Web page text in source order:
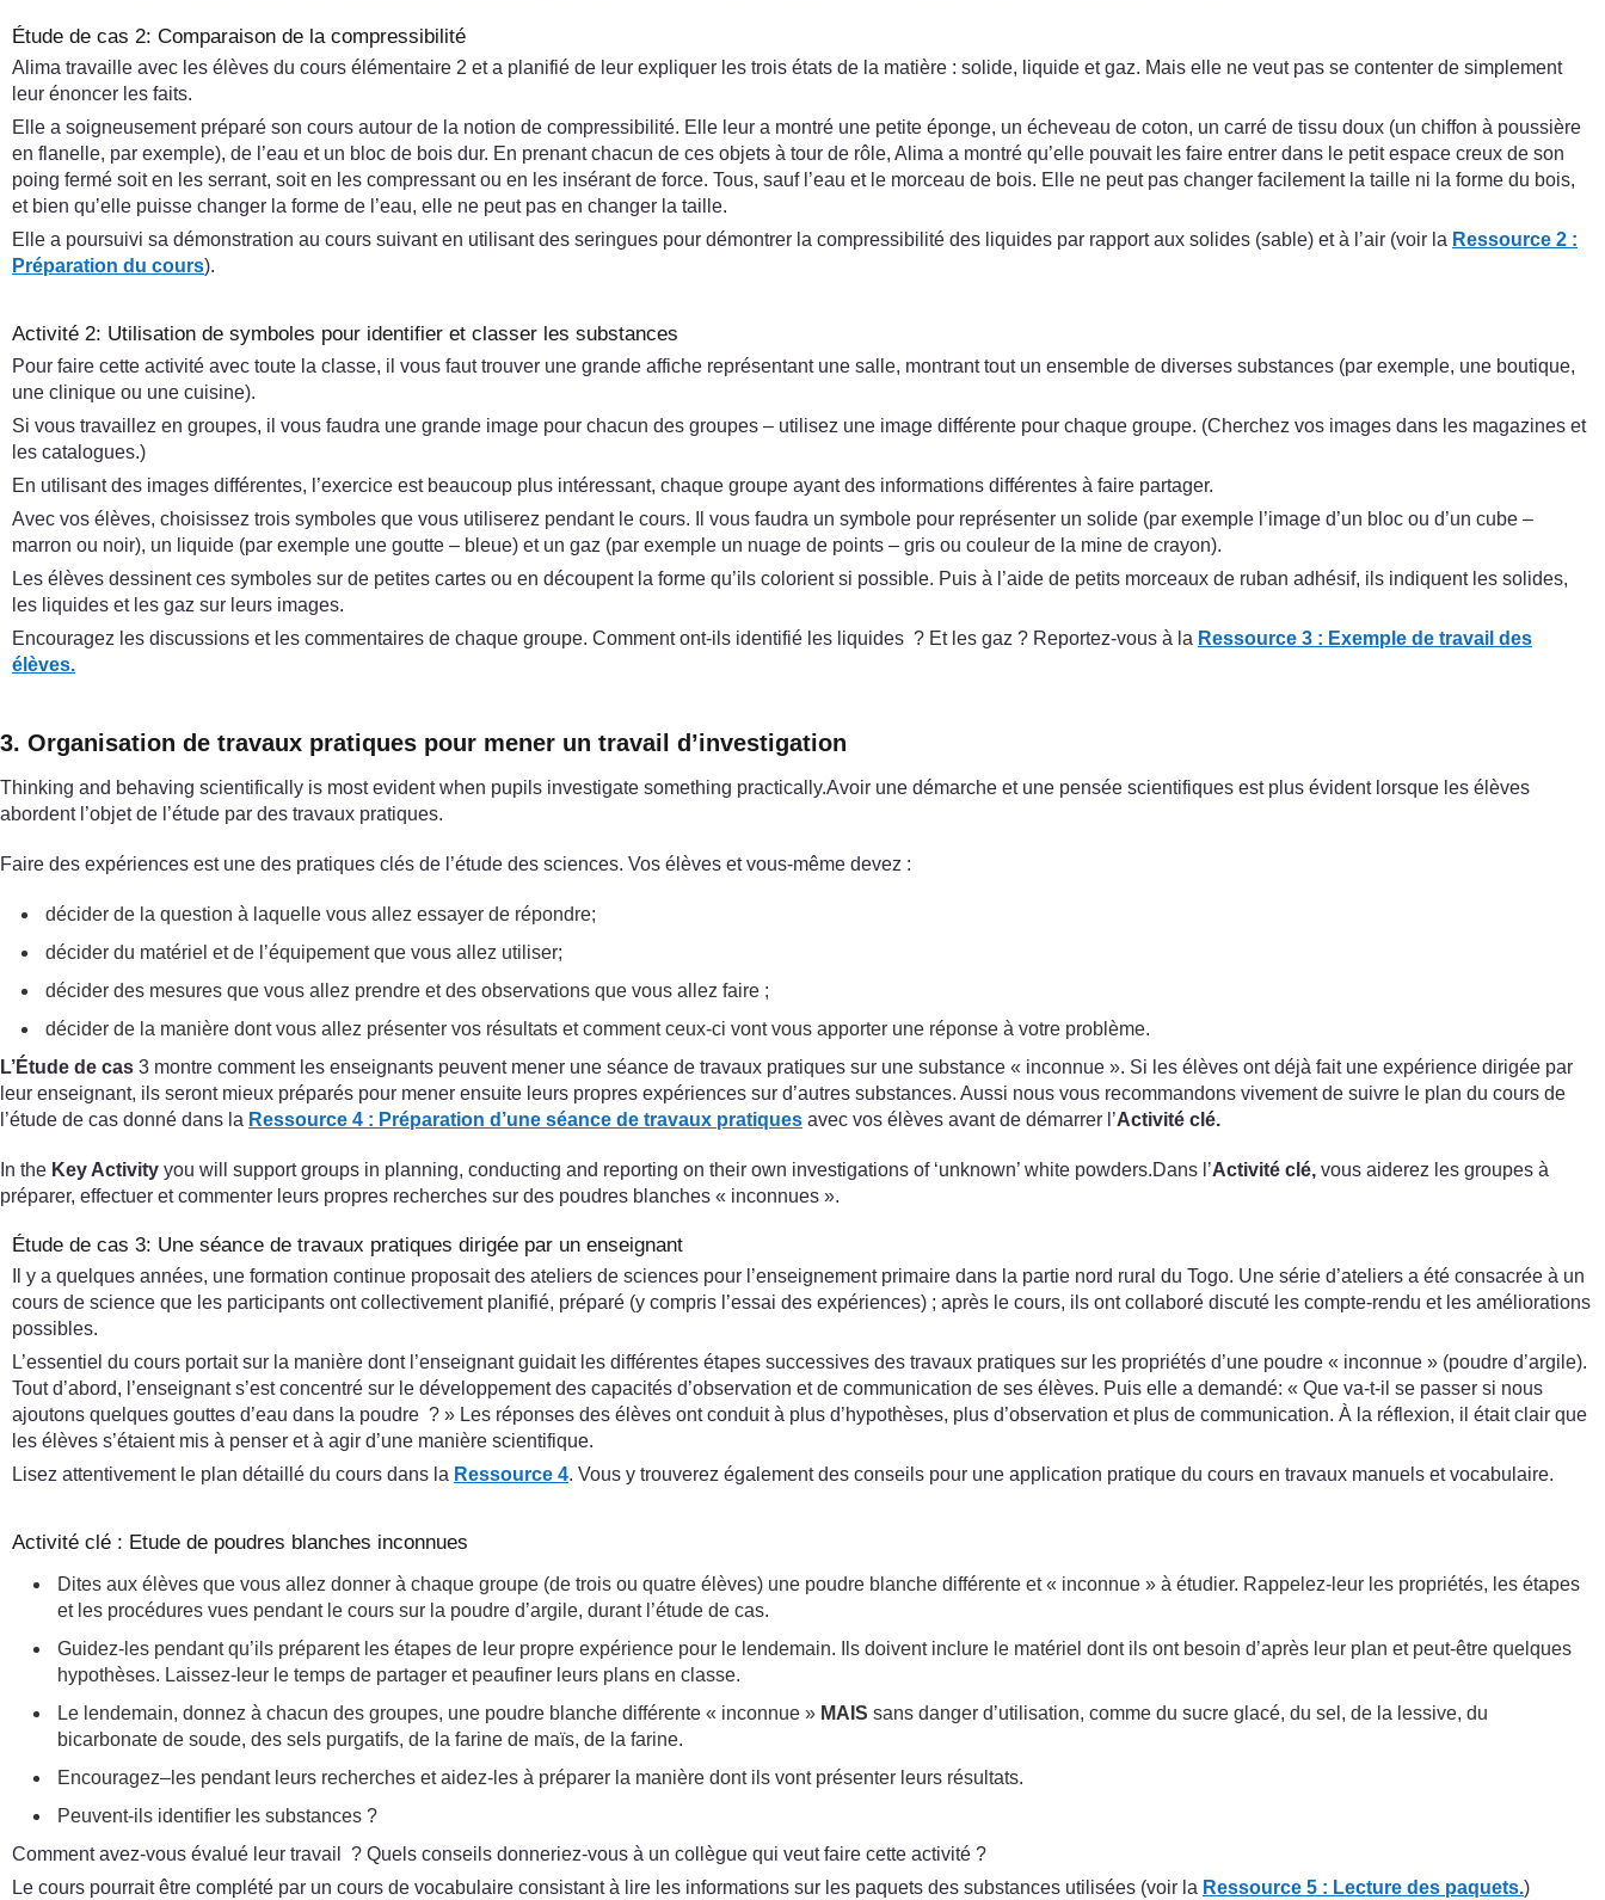
Étude de cas 2: Comparaison de la compressibilité
Alima travaille avec les élèves du cours élémentaire 2 et a planifié de leur expliquer les trois états de la matière : solide, liquide et gaz. Mais elle ne veut pas se contenter de simplement
leur énoncer les faits.
Elle a soigneusement préparé son cours autour de la notion de compressibilité. Elle leur a montré une petite éponge, un écheveau de coton, un carré de tissu doux (un chiffon à poussière
en flanelle, par exemple), de l’eau et un bloc de bois dur. En prenant chacun de ces objets à tour de rôle, Alima a montré qu’elle pouvait les faire entrer dans le petit espace creux de son
poing fermé soit en les serrant, soit en les compressant ou en les insérant de force. Tous, sauf l’eau et le morceau de bois. Elle ne peut pas changer facilement la taille ni la forme du bois,
et bien qu’elle puisse changer la forme de l’eau, elle ne peut pas en changer la taille.
Elle a poursuivi sa démonstration au cours suivant en utilisant des seringues pour démontrer la compressibilité des liquides par rapport aux solides (sable) et à l’air (voir la Ressource 2 :
Préparation du cours).
Activité 2: Utilisation de symboles pour identifier et classer les substances
Pour faire cette activité avec toute la classe, il vous faut trouver une grande affiche représentant une salle, montrant tout un ensemble de diverses substances (par exemple, une boutique,
une clinique ou une cuisine).
Si vous travaillez en groupes, il vous faudra une grande image pour chacun des groupes – utilisez une image différente pour chaque groupe. (Cherchez vos images dans les magazines et
les catalogues.)
En utilisant des images différentes, l’exercice est beaucoup plus intéressant, chaque groupe ayant des informations différentes à faire partager.
Avec vos élèves, choisissez trois symboles que vous utiliserez pendant le cours. Il vous faudra un symbole pour représenter un solide (par exemple l’image d’un bloc ou d’un cube –
marron ou noir), un liquide (par exemple une goutte – bleue) et un gaz (par exemple un nuage de points – gris ou couleur de la mine de crayon).
Les élèves dessinent ces symboles sur de petites cartes ou en découpent la forme qu’ils colorient si possible. Puis à l’aide de petits morceaux de ruban adhésif, ils indiquent les solides,
les liquides et les gaz sur leurs images.
Encouragez les discussions et les commentaires de chaque groupe. Comment ont-ils identifié les liquides ? Et les gaz ? Reportez-vous à la Ressource 3 : Exemple de travail des
élèves.
3. Organisation de travaux pratiques pour mener un travail d’investigation
Thinking and behaving scientifically is most evident when pupils investigate something practically.Avoir une démarche et une pensée scientifiques est plus évident lorsque les élèves
abordent l’objet de l’étude par des travaux pratiques.
Faire des expériences est une des pratiques clés de l’étude des sciences. Vos élèves et vous-même devez :
décider de la question à laquelle vous allez essayer de répondre;
décider du matériel et de l’équipement que vous allez utiliser;
décider des mesures que vous allez prendre et des observations que vous allez faire ;
décider de la manière dont vous allez présenter vos résultats et comment ceux-ci vont vous apporter une réponse à votre problème.
L’Étude de cas 3 montre comment les enseignants peuvent mener une séance de travaux pratiques sur une substance « inconnue ». Si les élèves ont déjà fait une expérience dirigée par
leur enseignant, ils seront mieux préparés pour mener ensuite leurs propres expériences sur d’autres substances. Aussi nous vous recommandons vivement de suivre le plan du cours de
l’étude de cas donné dans la Ressource 4 : Préparation d’une séance de travaux pratiques avec vos élèves avant de démarrer l’Activité clé.
In the Key Activity you will support groups in planning, conducting and reporting on their own investigations of ‘unknown’ white powders.Dans l’Activité clé, vous aiderez les groupes à
préparer, effectuer et commenter leurs propres recherches sur des poudres blanches « inconnues ».
Étude de cas 3: Une séance de travaux pratiques dirigée par un enseignant
Il y a quelques années, une formation continue proposait des ateliers de sciences pour l’enseignement primaire dans la partie nord rural du Togo. Une série d’ateliers a été consacrée à un
cours de science que les participants ont collectivement planifié, préparé (y compris l’essai des expériences) ; après le cours, ils ont collaboré discuté les compte-rendu et les améliorations
possibles.
L’essentiel du cours portait sur la manière dont l’enseignant guidait les différentes étapes successives des travaux pratiques sur les propriétés d’une poudre « inconnue » (poudre d’argile).
Tout d’abord, l’enseignant s’est concentré sur le développement des capacités d’observation et de communication de ses élèves. Puis elle a demandé: « Que va-t-il se passer si nous
ajoutons quelques gouttes d’eau dans la poudre ? » Les réponses des élèves ont conduit à plus d’hypothèses, plus d’observation et plus de communication. À la réflexion, il était clair que
les élèves s’étaient mis à penser et à agir d’une manière scientifique.
Lisez attentivement le plan détaillé du cours dans la Ressource 4. Vous y trouverez également des conseils pour une application pratique du cours en travaux manuels et vocabulaire.
Activité clé : Etude de poudres blanches inconnues
Dites aux élèves que vous allez donner à chaque groupe (de trois ou quatre élèves) une poudre blanche différente et « inconnue » à étudier. Rappelez-leur les propriétés, les étapes
et les procédures vues pendant le cours sur la poudre d’argile, durant l’étude de cas.
Guidez-les pendant qu’ils préparent les étapes de leur propre expérience pour le lendemain. Ils doivent inclure le matériel dont ils ont besoin d’après leur plan et peut-être quelques
hypothèses. Laissez-leur le temps de partager et peaufiner leurs plans en classe.
Le lendemain, donnez à chacun des groupes, une poudre blanche différente « inconnue » MAIS sans danger d’utilisation, comme du sucre glacé, du sel, de la lessive, du
bicarbonate de soude, des sels purgatifs, de la farine de maïs, de la farine.
Encouragez–les pendant leurs recherches et aidez-les à préparer la manière dont ils vont présenter leurs résultats.
Peuvent-ils identifier les substances ?
Comment avez-vous évalué leur travail ? Quels conseils donneriez-vous à un collègue qui veut faire cette activité ?
Le cours pourrait être complété par un cours de vocabulaire consistant à lire les informations sur les paquets des substances utilisées (voir la Ressource 5 : Lecture des paquets.)